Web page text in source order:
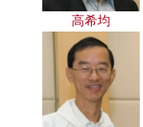
高希均